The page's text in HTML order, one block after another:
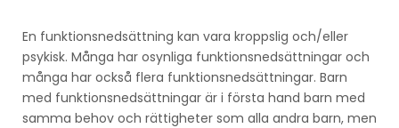
En funktionsnedsättning kan vara kroppslig och/eller
psykisk. Många har osynliga funktionsnedsättningar och
många har också flera funktionsnedsättningar. Barn
med funktionsnedsättningar är i första hand barn med
samma behov och rättigheter som alla andra barn, men